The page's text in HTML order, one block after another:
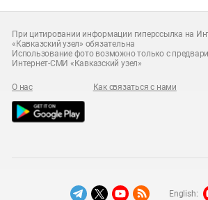
При цитировании информации гиперссылка на
«Кавказский узел» обязательна
Использование фото возможно только с
Интернет-СМИ «Кавказский узел»
О нас Как связаться с нами
English: